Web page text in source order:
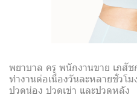
พยาบาล ครู พนักงานขาย เภสั
ทำงานต่อเนื่องวันละหลายชั่วโ
ปวดน่อง ปวดเข่า และปวดหลัง